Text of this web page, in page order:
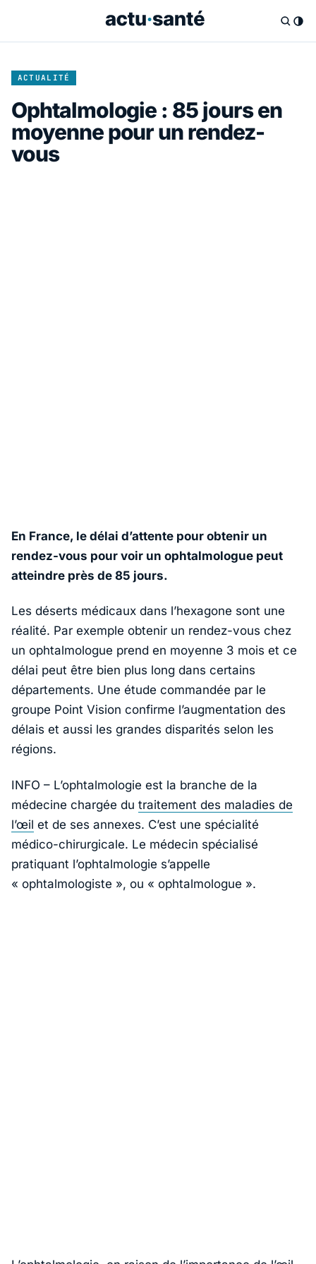
ACTUALITÉ
Ophtalmologie : 85 jours en
moyenne pour un rendez-
vous
En France, le délai d’attente pour obtenir un
rendez-vous pour voir un ophtalmologue peut
atteindre près de 85 jours.
Les déserts médicaux dans l’hexagone sont une
réalité. Par exemple obtenir un rendez-vous chez
un ophtalmologue prend en moyenne 3 mois et ce
délai peut être bien plus long dans certains
départements. Une étude commandée par le
groupe Point Vision confirme l’augmentation des
délais et aussi les grandes disparités selon les
régions.
INFO – L’ophtalmologie est la branche de la
médecine chargée du traitement des maladies de
l’œil et de ses annexes. C’est une spécialité
médico-chirurgicale. Le médecin spécialisé
pratiquant l’ophtalmologie s’appelle
« ophtalmologiste », ou « ophtalmologue ».